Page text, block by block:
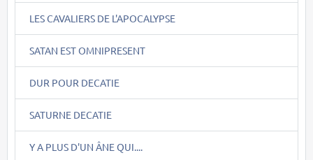
LES CAVALIERS DE L'APOCALYPSE
SATAN EST OMNIPRESENT
DUR POUR DECATIE
SATURNE DECATIE
Y A PLUS D'UN ÂNE QUI....